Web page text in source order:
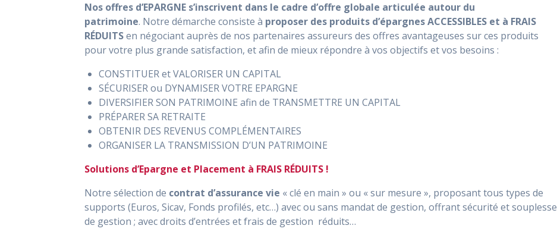
Nos offres d’EPARGNE s’inscrivent dans le cadre d’offre globale articulée autour du
patrimoine. Notre démarche consiste à proposer des produits d’épargnes ACCESSIBLES et à FRAIS
RÉDUITSen négociant auprès de nos partenaires assureurs des offres avantageuses sur ces produits
pour votre plus grande satisfaction, et afin de mieux répondre à vos objectifs et vos besoins :
CONSTITUER et VALORISER UN CAPITAL
SÉCURISER ou DYNAMISER VOTRE EPARGNE
DIVERSIFIER SON PATRIMOINE afin de TRANSMETTRE UN CAPITAL
PRÉPARER SA RETRAITE
OBTENIR DES REVENUS COMPLÉMENTAIRES
ORGANISER LA TRANSMISSION D’UN PATRIMOINE
Solutions d’Epargne et Placement à FRAIS RÉDUITS !
Notre sélection de contrat d’assurance vie « clé en main » ou « sur mesure », proposant tous types de
supports (Euros, Sicav, Fonds profilés, etc…) avec ou sans mandat de gestion, offrant sécurité et souplesse
de gestion ; avec droits d’entrées et frais de gestion réduits…